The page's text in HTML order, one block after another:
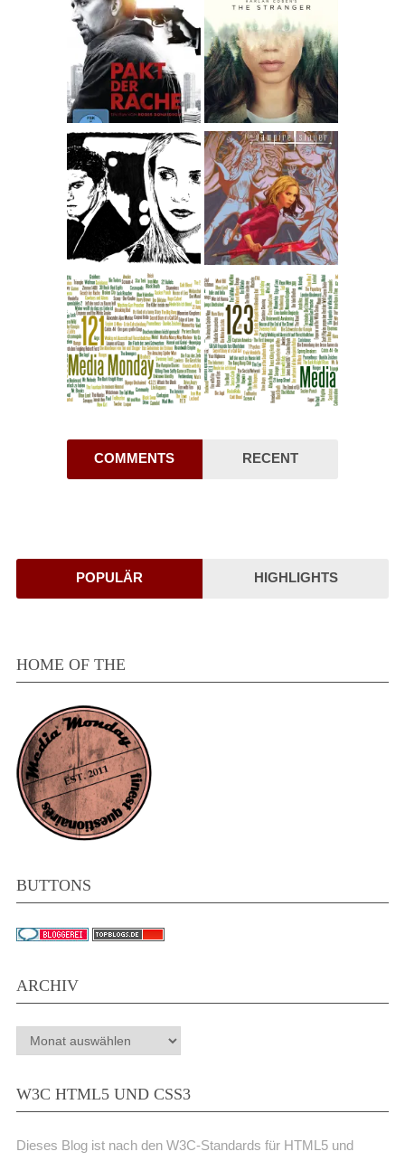
COMMENTS RECENT
POPULÄR HIGHLIGHTS
HOME OF THE
BUTTONS
ARCHIV
Archiv
W3C HTML5 UND CSS3
Dieses Blog ist nach den W3C-Standards für HTML5 und